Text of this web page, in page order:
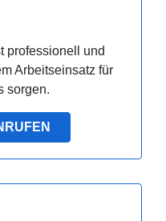
professionell und
Arbeitseinsatz für
sorgen.